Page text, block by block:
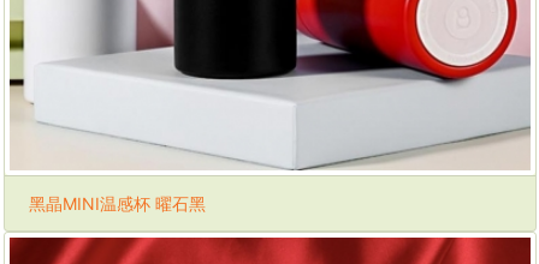
黑晶MINI温感杯 曜石黑